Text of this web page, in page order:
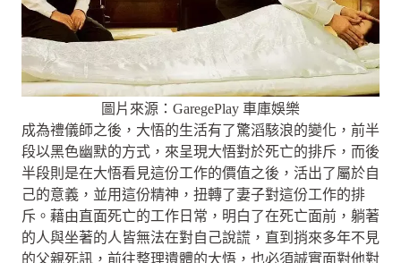
圖片來源：GaregePlay 車庫娛樂
成為禮儀師之後，大悟的生活有了驚滔駭浪的變化，前半
段以黑色幽默的方式，來呈現大悟對於死亡的排斥，而後
半段則是在大悟看見這份工作的價值之後，活出了屬於自
己的意義，並用這份精神，扭轉了妻子對這份工作的排
斥。藉由直面死亡的工作日常，明白了在死亡面前，躺著
的人與坐著的人皆無法在對自己說謊，直到捎來多年不見
的父親死訊，前往整理遺體的大悟，也必須誠實面對他對